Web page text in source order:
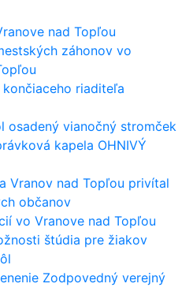
nad Topľou
záhonov vo
riaditeľa
osadený vianočný stromček
kapela OHNIVÝ
Vranov nad Topľou privítal
občanov
vo Vranove nad Topľou
štúdia pre žiakov
Zodpovedný verejný